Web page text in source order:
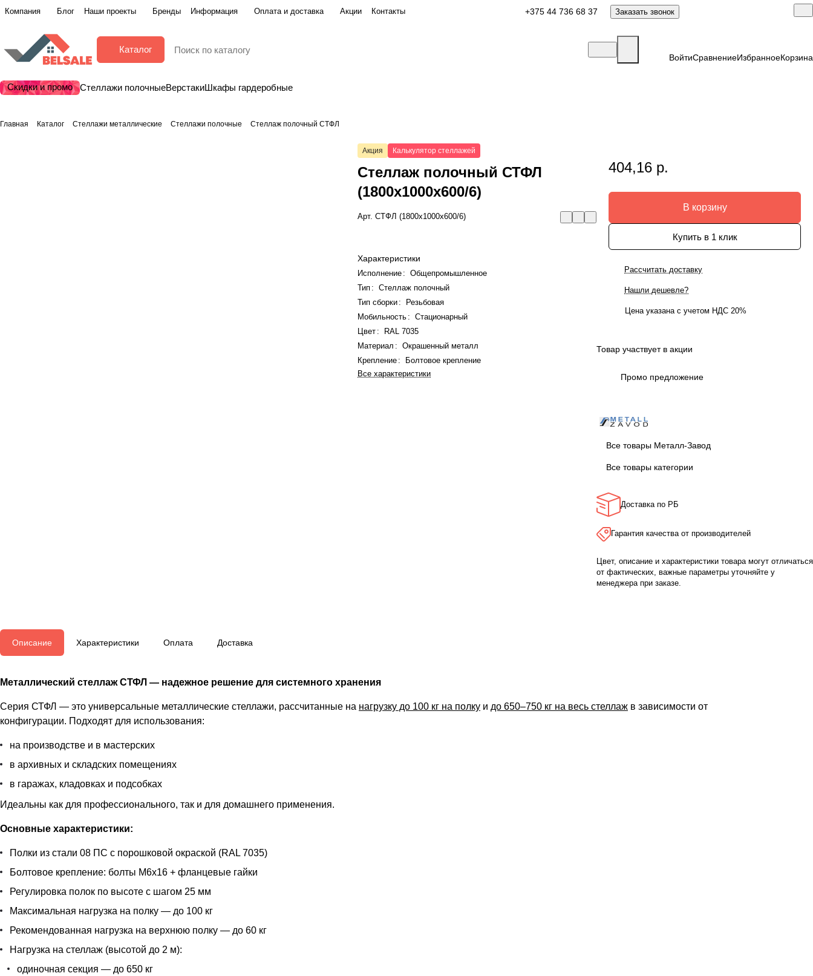
Компания Блог Наши проекты Бренды Информация Оплата и доставка Акции Контакты +375 44 736 68 37 Заказать звонок
Каталог
ВойтиСравнениеИзбранноеКорзина
Скидки и промо Стеллажи полочныеВерстакиШкафы гардеробные
Главная Каталог Стеллажи металлические Стеллажи полочные Стеллаж полочный СТФЛ
Акция Калькулятор стеллажей
Стеллаж полочный СТФЛ
(1800x1000x600/6)
Арт.СТФЛ (1800x1000x600/6)
Характеристики
Исполнение :
Общепромышленное
Тип :
Стеллаж полочный
Тип сборки:
Резьбовая
Мобильность :
Стационарный
Цвет :
RAL 7035
Материал :
Окрашенный металл
Крепление :
Болтовое крепление
Все характеристики
404,16 р.
В корзину
Купить в 1 клик
Рассчитать доставку
Нашли дешевле?
Цена указана с учетом НДС 20%
Товар участвует в акции
Промо предложение
Все товары Металл-Завод
Все товары категории
Доставка по РБ
Гарантия качества от производителей
Цвет, описание и характеристики товара могут отличаться
от фактических, важные параметры уточняйте у
менеджера при заказе.
Описание Характеристики Оплата Доставка
Металлический стеллаж СТФЛ — надежное решение для системного хранения
Серия СТФЛ — это универсальные металлические стеллажи, рассчитанные на нагрузку до 100 кг на полку и до 650–750 кг на весь стеллаж в зависимости от
конфигурации. Подходят для использования:
на производстве и в мастерских
в архивных и складских помещениях
в гаражах, кладовках и подсобках
Идеальны как для профессионального, так и для домашнего применения.
Основные характеристики:
Полки из стали 08 ПС с порошковой окраской (RAL 7035)
Болтовое крепление: болты М6х16 + фланцевые гайки
Регулировка полок по высоте с шагом 25 мм
Максимальная нагрузка на полку — до 100 кг
Рекомендованная нагрузка на верхнюю полку — до 60 кг
Нагрузка на стеллаж (высотой до 2 м):
одиночная секция — до 650 кг